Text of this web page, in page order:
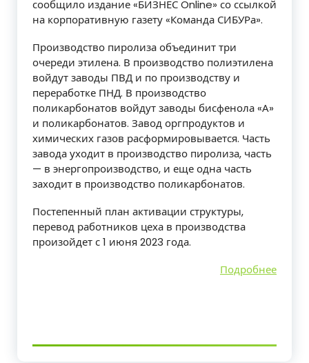
сообщило издание «БИЗНЕС Online» со ссылкой
на корпоративную газету «Команда СИБУРа».
Производство пиролиза объединит три
очереди этилена. В производство полиэтилена
войдут заводы ПВД и по производству и
переработке ПНД. В производство
поликарбонатов войдут заводы бисфенола «А»
и поликарбонатов. Завод оргпродуктов и
химических газов расформировывается. Часть
завода уходит в производство пиролиза, часть
— в энергопроизводство, и еще одна часть
заходит в производство поликарбонатов.
Постепенный план активации структуры,
перевод работников цеха в производства
произойдет с 1 июня 2023 года.
Подробнее